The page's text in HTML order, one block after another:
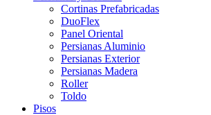
Cortinas Prefabricadas
DuoFlex
Panel Oriental
Persianas Aluminio
Persianas Exterior
Persianas Madera
Roller
Toldo
Pisos